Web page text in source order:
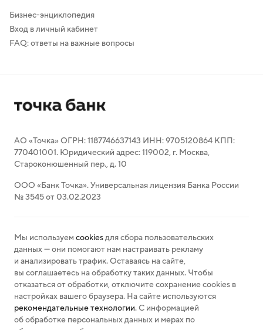
Бизнес-энциклопедия
Вход в личный кабинет
FAQ: ответы на важные вопросы
АО «Точка» ОГРН: 1187746637143 ИНН: 9705120864 КПП:
770401001. Юридический адрес: 119002, г. Москва,
Староконюшенный пер., д. 10
ООО «Банк Точка». Универсальная лицензия Банка России
№ 3545 от 03.02.2023
Мы используем cookiesдля сбора пользовательских
данных — они помогают нам настраивать рекламу
и анализировать трафик. Оставаясь на сайте,
вы соглашаетесь на обработку таких данных. Чтобы
отказаться от обработки, отключите сохранение cookies в
настройках вашего браузера. На сайте используются
рекомендательные технологии. С информацией
об обработке персональных данных и мерах по